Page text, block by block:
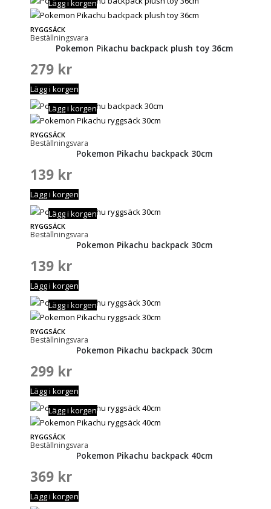
RYGGSÄCK
Beställningsvara
Lägg i korgen
Pokemon Pikachu backpack plush toy 36cm
279 kr
Lägg i korgen
RYGGSÄCK
Beställningsvara
Lägg i korgen
Pokemon Pikachu backpack 30cm
139 kr
Lägg i korgen
RYGGSÄCK
Beställningsvara
Lägg i korgen
Pokemon Pikachu backpack 30cm
139 kr
Lägg i korgen
RYGGSÄCK
Beställningsvara
Lägg i korgen
Pokemon Pikachu backpack 30cm
299 kr
Lägg i korgen
RYGGSÄCK
Beställningsvara
Lägg i korgen
Pokemon Pikachu backpack 40cm
369 kr
Lägg i korgen